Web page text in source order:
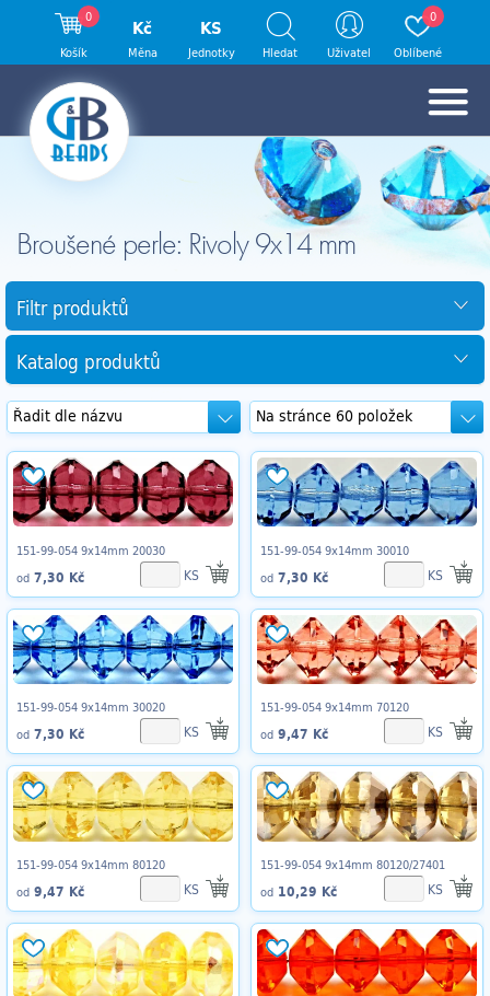
Broušené perle: Rivoly 9x14 mm
Filtr produktů
Katalog produktů
151-99-054 9x14mm 20030
od 7,30 Kč KS
151-99-054 9x14mm 30010
od 7,30 Kč KS
151-99-054 9x14mm 30020
od 7,30 Kč KS
151-99-054 9x14mm 70120
od 9,47 Kč KS
151-99-054 9x14mm 80120
od 9,47 Kč KS
151-99-054 9x14mm 80120/27401
od 10,29 Kč KS
0
Košík
Kč
Měna
KS
Jednotky Hledat Uživatel
0
Oblíbené